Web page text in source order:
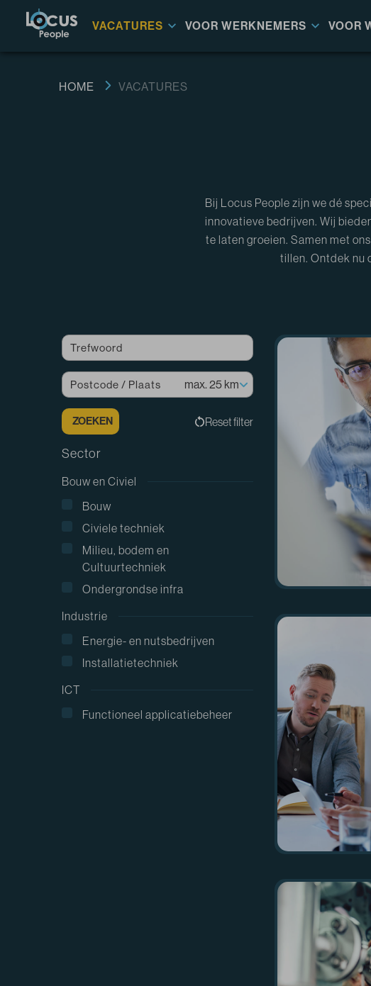
VACATURES VOOR WERKNEMERS VOOR
HOME VACATURES
Bij Locus People zijn we dé
innovatieve bedrijven. Wij
te laten groeien. Samen met
tillen. Ontdek nu
ZOEKEN
Sector
Bouw en Civiel
Bouw
Civiele techniek
Milieu, bodem en
Cultuurtechniek
Ondergrondse infra
Industrie
Energie- en nutsbedrijven
Installatietechniek
ICT
Functioneel applicatiebeheer